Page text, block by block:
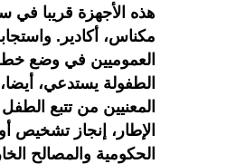
هذه الأجهزة قريبا في
مكناس، أكادير.
العموميين في وضع
الطفولة يستدعي،
المعنيين من تتبع
الإطار، إنجاز تشخيص
الحكومية والمصالح